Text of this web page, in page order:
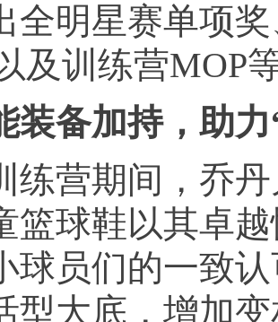
全明星赛单项
及训练营MOP
装备加持，助
营期间，乔丹
篮球鞋以其卓
球员们的一致
型大底，增加